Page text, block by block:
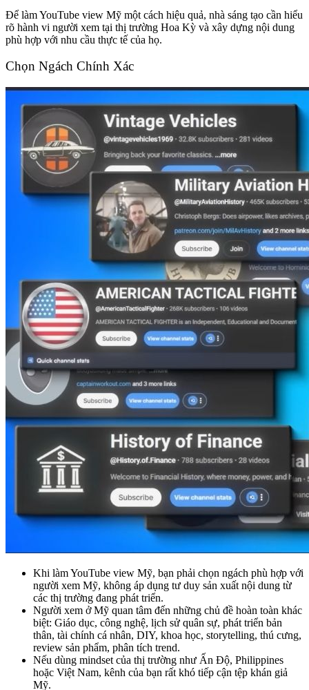
Để làm YouTube view Mỹ một cách hiệu quả, nhà sáng tạo cần hiểu
rõ hành vi người xem tại thị trường Hoa Kỳ và xây dựng nội dung
phù hợp với nhu cầu thực tế của họ.
Chọn Ngách Chính Xác
Khi làm YouTube view Mỹ, bạn phải chọn ngách phù hợp với
người xem Mỹ, không áp dụng tư duy sản xuất nội dung từ
các thị trường đang phát triển.
Người xem ở Mỹ quan tâm đến những chủ đề hoàn toàn khác
biệt: Giáo dục, công nghệ, lịch sử quân sự, phát triển bản
thân, tài chính cá nhân, DIY, khoa học, storytelling, thú cưng,
review sản phẩm, phân tích trend.
Nếu dùng mindset của thị trường như Ấn Độ, Philippines
hoặc Việt Nam, kênh của bạn rất khó tiếp cận tệp khán giả
Mỹ.